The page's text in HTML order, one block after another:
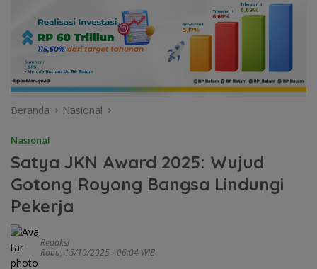
Beranda Nasional
Nasional
Satya JKN Award 2025: Wujud
Gotong Royong Bangsa Lindungi
Pekerja
Redaksi
Rabu, 15/10/2025 - 06:04 WIB